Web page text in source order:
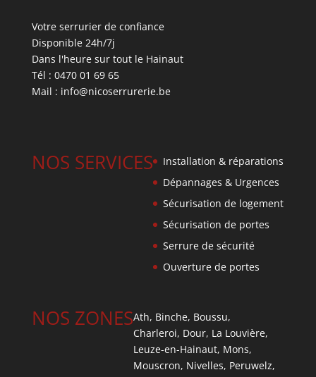
Votre serrurier de confiance
Disponible 24h/7j
Dans l'heure sur tout le Hainaut
Tél : 0470 01 69 65
Mail : info@nicoserrurerie.be
NOS SERVICES
Installation & réparations
Dépannages & Urgences
Sécurisation de logement
Sécurisation de portes
Serrure de sécurité
Ouverture de portes
NOS ZONESAth, Binche, Boussu,
Charleroi, Dour, La Louvière,
Leuze-en-Hainaut, Mons,
Mouscron, Nivelles, Peruwelz,